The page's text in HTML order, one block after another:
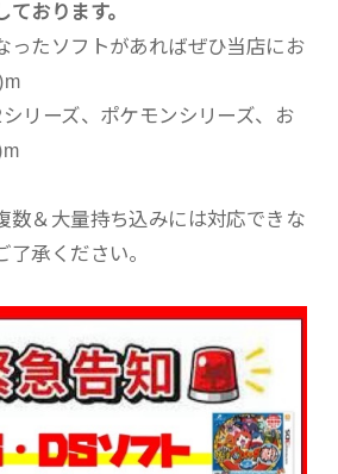
おります。
ったソフトがあればぜひ当店にお
リーズ、ポケモンシリーズ、お
数＆大量持ち込みには対応できな
了承ください。